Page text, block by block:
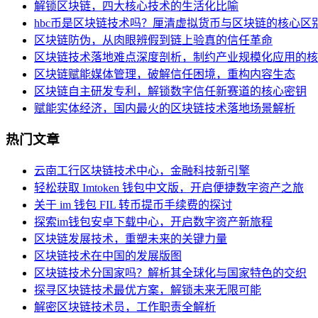
解锁区块链，四大核心技术的生活化比喻
hbc币是区块链技术吗？厘清虚拟货币与区块链的核心区
区块链防伪，从肉眼辨假到链上验真的信任革命
区块链技术落地难点深度剖析，制约产业规模化应用的
区块链赋能媒体管理，破解信任困境，重构内容生态
区块链自主研发专利，解锁数字信任新赛道的核心密钥
赋能实体经济，国内最火的区块链技术落地场景解析
热门文章
云南工行区块链技术中心，金融科技新引擎
轻松获取 Imtoken 钱包中文版，开启便捷数字资产之旅
关于 im 钱包 FIL 转币提币手续费的探讨
探索im钱包安卓下载中心，开启数字资产新旅程
区块链发展技术，重塑未来的关键力量
区块链技术在中国的发展版图
区块链技术分国家吗？解析其全球化与国家特色的交织
探寻区块链技术最优方案，解锁未来无限可能
解密区块链技术员，工作职责全解析